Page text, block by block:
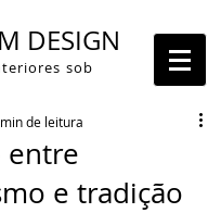
DESIGN
sob
entre
e tradição
de leitura